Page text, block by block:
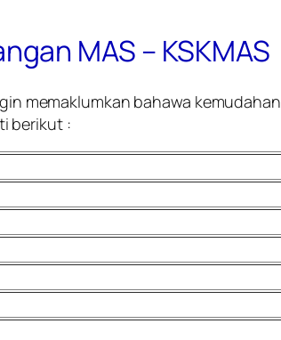
MAS – KSKMAS
memaklumkan bahawa
berikut :